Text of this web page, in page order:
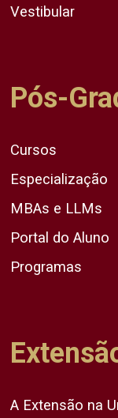
Vestibular
Pós-
Cursos
Especialização
MBAs e LLMs
Portal do Aluno
Programas
A Extensão na